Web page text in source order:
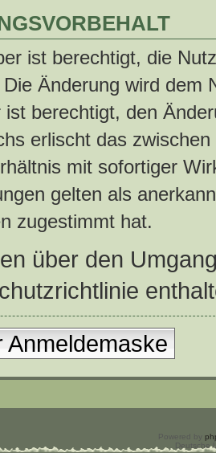
ist berechtigt, die
Änderung wird dem
ist berechtigt, den
erlischt das
mit sofortiger
gelten als
zugestimmt hat.
über den
Powered by
Deutsche